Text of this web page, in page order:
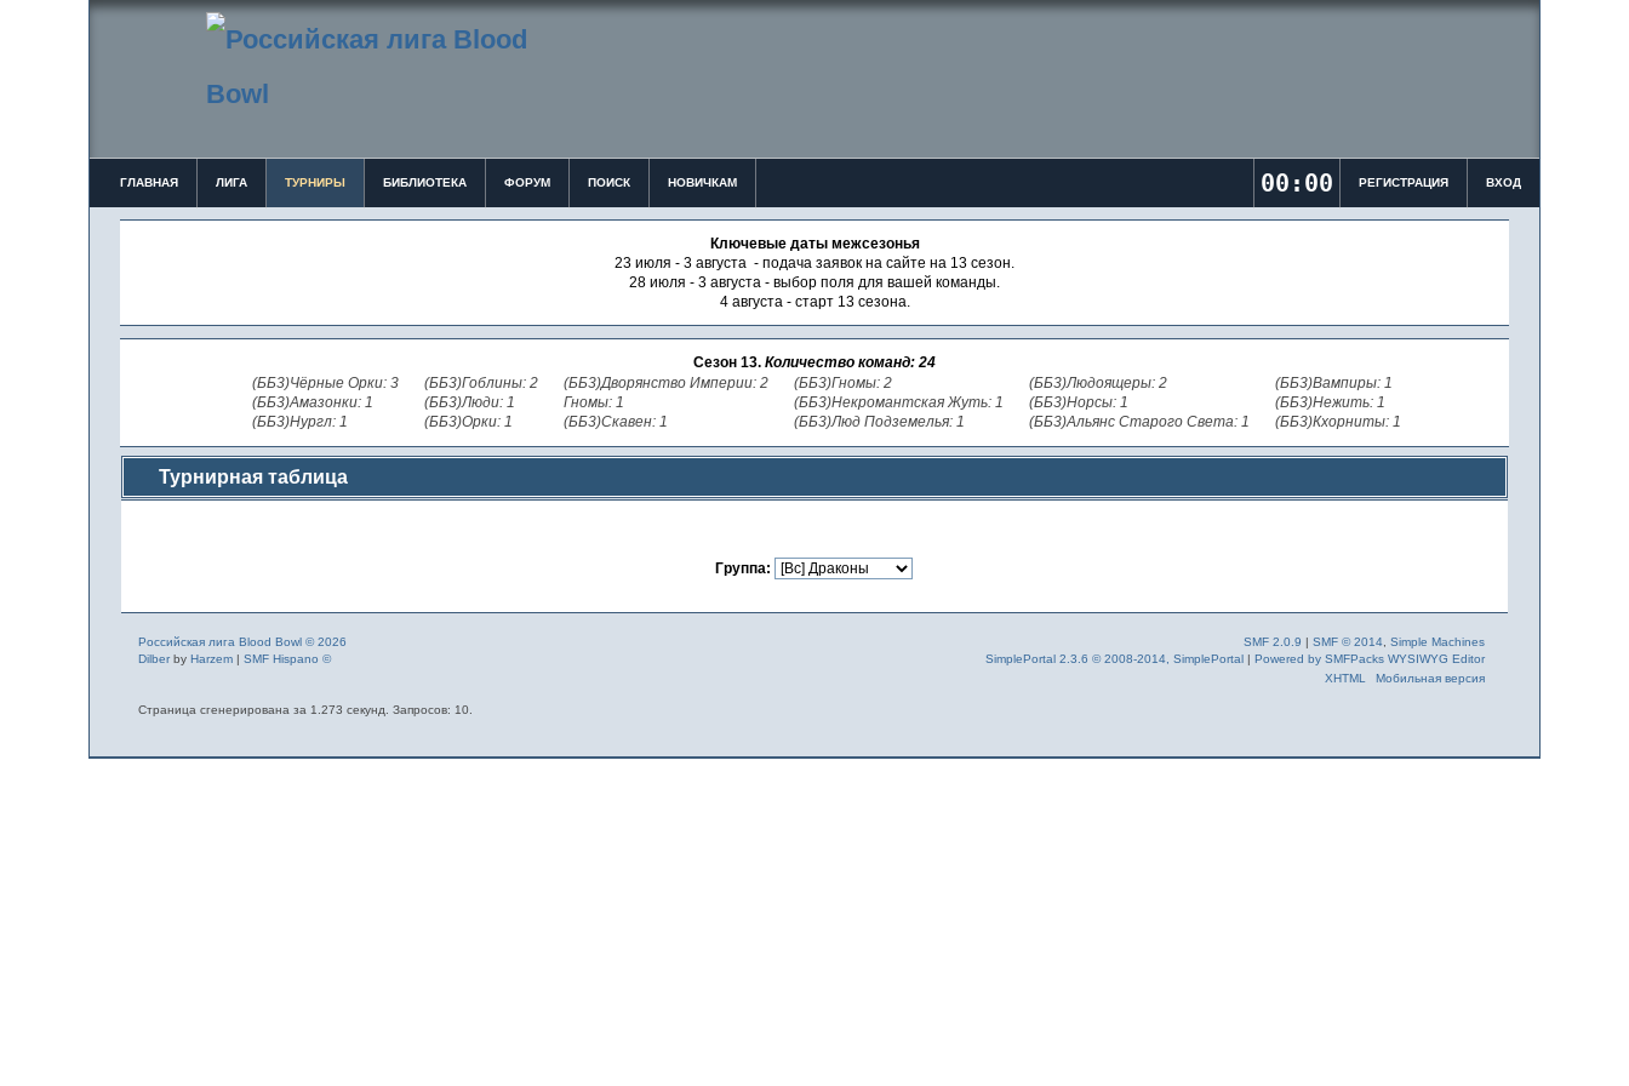
ГЛАВНАЯ ЛИГА ТУРНИРЫ БИБЛИОТЕКА ФОРУМ ПОИСК НОВИЧКАМ 00:00 РЕГИСТРАЦИЯ ВХОД
Ключевые даты межсезонья
23 июля - 3 августа - подача заявок на сайте на 13 сезон.
28 июля - 3 августа - выбор поля для вашей команды.
4 августа - старт 13 сезона.
Сезон 13. Количество команд: 24
(ББ3)Чёрные Орки: 3
(ББ3)Амазонки: 1
(ББ3)Нургл: 1
(ББ3)Гоблины: 2
(ББ3)Люди: 1
(ББ3)Орки: 1
(ББ3)Дворянство Империи: 2
Гномы: 1
(ББ3)Скавен: 1
(ББ3)Гномы: 2
(ББ3)Некромантская Жуть: 1
(ББ3)Люд Подземелья: 1
(ББ3)Людоящеры: 2
(ББ3)Норсы: 1
(ББ3)Альянс Старого Света: 1
(ББ3)Вампиры: 1
(ББ3)Нежить: 1
(ББ3)Кхорниты: 1
Турнирная таблица
Группа:
SMF 2.0.9 |SMF © 2014 ,Simple Machines
SimplePortal 2.3.6 © 2008-2014, SimplePortal |Powered by SMFPacks WYSIWYG Editor
XHTML
Мобильная версия
Российская лига Blood Bowl © 2026
Dilberby Harzem| SMF Hispano ©
Страница сгенерирована за 1.273 секунд. Запросов: 10.